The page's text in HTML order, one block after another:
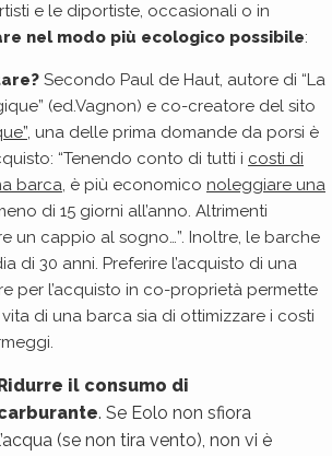
e le diportiste, occasionali o in
nel modo più ecologico possibile:
Secondo Paul de Haut, autore di “La
(ed.Vagnon) e co-creatore del sito
una delle prima domande da porsi è
“Tenendo conto di tutti i costi di
barca, è più economico noleggiare una
di 15 giorni all’anno. Altrimenti
un cappio al sogno…”. Inoltre, le barche
di 30 anni. Preferire l’acquisto di una
per l’acquisto in co-proprietà permette
di una barca sia di ottimizzare i costi
il consumo di
. Se Eolo non sfiora
(se non tira vento), non vi è